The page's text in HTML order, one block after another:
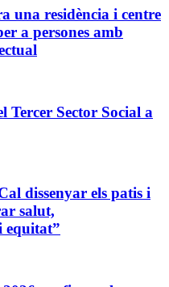
una residència i centre
a persones amb
Tercer Sector Social a
dissenyar els patis i
salut,
equitat”